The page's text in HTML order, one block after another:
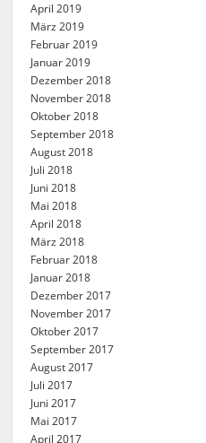
April 2019
März 2019
Februar 2019
Januar 2019
Dezember 2018
November 2018
Oktober 2018
September 2018
August 2018
Juli 2018
Juni 2018
Mai 2018
April 2018
März 2018
Februar 2018
Januar 2018
Dezember 2017
November 2017
Oktober 2017
September 2017
August 2017
Juli 2017
Juni 2017
Mai 2017
April 2017